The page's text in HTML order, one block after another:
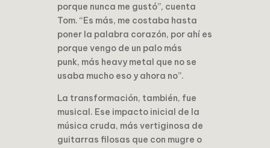
porque nunca me gustó”, cuenta
Tom. “Es más, me costaba hasta
poner la palabra corazón, por ahí es
porque vengo de un palo más
punk, más heavy metal que no se
usaba mucho eso y ahora no”.
La transformación, también, fue
musical. Ese impacto inicial de la
música cruda, más vertiginosa de
guitarras filosas que con mugre o